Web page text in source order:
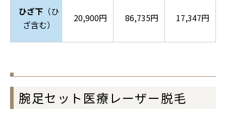
ひざ下（ひ
ざ含む）
20,900円 86,735円 17,347円
腕足セット医療レーザー脱毛